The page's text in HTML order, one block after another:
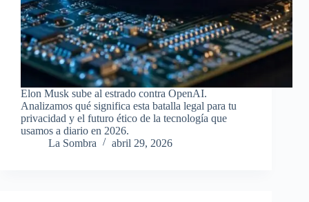
Elon Musk sube al estrado contra OpenAI.
Analizamos qué significa esta batalla legal para tu
privacidad y el futuro ético de la tecnología que
usamos a diario en 2026.
La Sombra
abril 29, 2026